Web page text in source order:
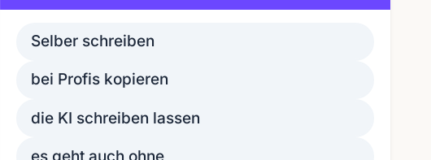
Selber schreiben
bei Profis kopieren
die KI schreiben lassen
es geht auch ohne